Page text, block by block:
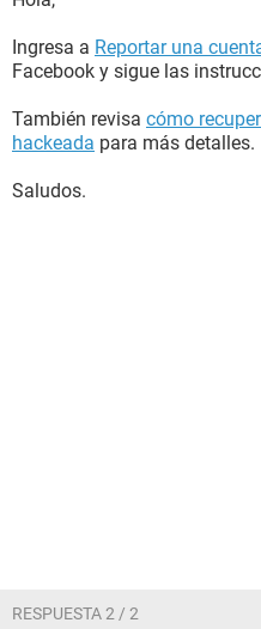
Ingresa a Reportar una
Facebook y sigue las
También revisa cómo
hackeada para más detalles.
Saludos.
RESPUESTA 2 / 2